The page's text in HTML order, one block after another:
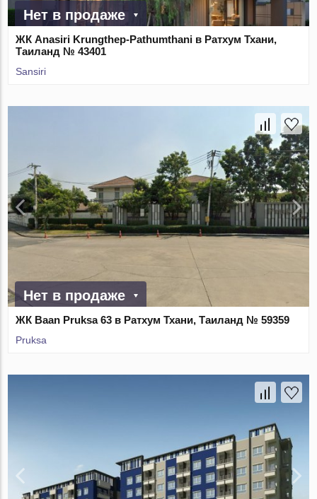
Нет в продаже
ЖК Anasiri Krungthep-Pathumthani в Ратхум Тхани,
Таиланд № 43401
Sansiri
Нет в продаже
ЖК Baan Pruksa 63 в Ратхум Тхани, Таиланд № 59359
Pruksa